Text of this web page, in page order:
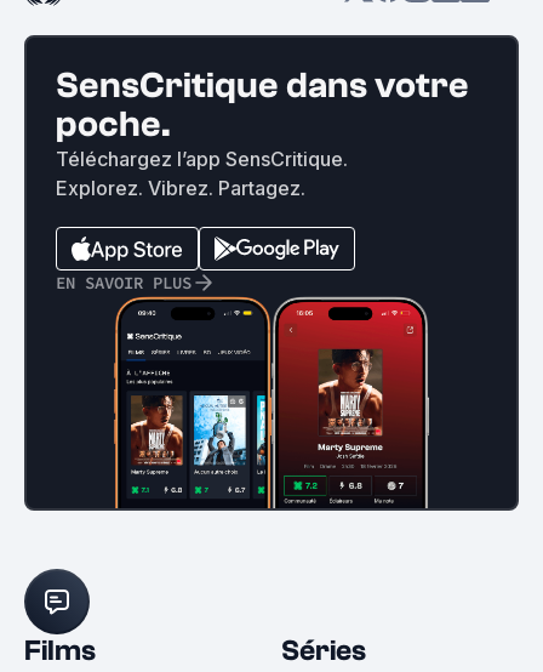
SensCritique dans votre
poche.
Téléchargez l’app SensCritique.
Explorez. Vibrez. Partagez.
EN SAVOIR PLUS
Films Séries